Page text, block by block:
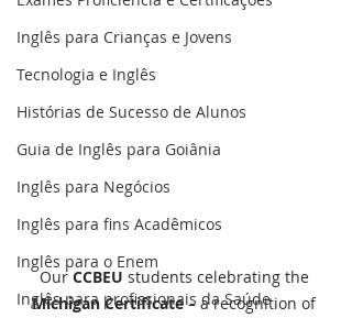
Inglês para Crianças e Jovens
Tecnologia e Inglês
Histórias de Sucesso de Alunos
Guia de Inglês para Goiânia
Inglês para Negócios
Inglês para fins Acadêmicos
Inglês para o Enem
Inglês para profissionais da Saúde
Our CCBEU students celebrating the
Michigan Certificate – a recognition of